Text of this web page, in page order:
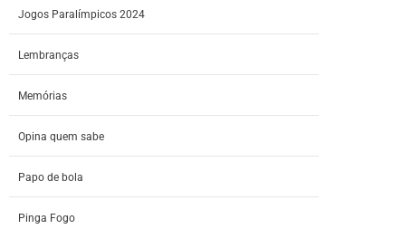
Jogos Paralímpicos 2024
Lembranças
Memórias
Opina quem sabe
Papo de bola
Pinga Fogo